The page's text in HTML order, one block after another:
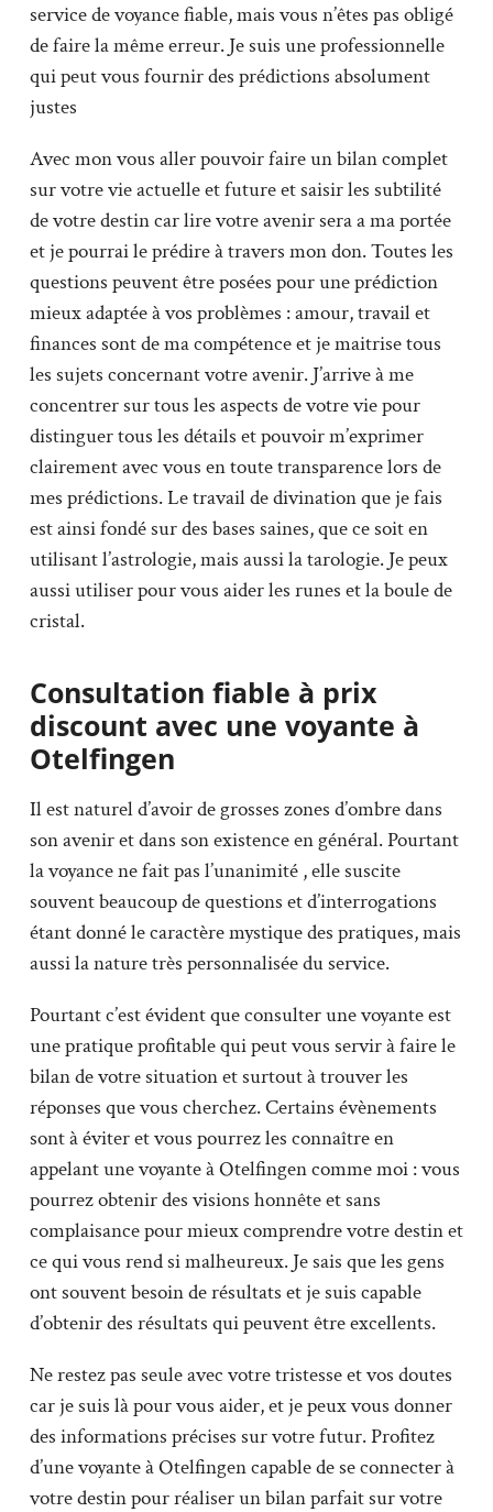
service de voyance fiable, mais vous n’êtes pas obligé
de faire la même erreur. Je suis une professionnelle
qui peut vous fournir des prédictions absolument
justes
Avec mon vous aller pouvoir faire un bilan complet
sur votre vie actuelle et future et saisir les subtilité
de votre destin car lire votre avenir sera a ma portée
et je pourrai le prédire à travers mon don. Toutes les
questions peuvent être posées pour une prédiction
mieux adaptée à vos problèmes : amour, travail et
finances sont de ma compétence et je maitrise tous
les sujets concernant votre avenir. J’arrive à me
concentrer sur tous les aspects de votre vie pour
distinguer tous les détails et pouvoir m’exprimer
clairement avec vous en toute transparence lors de
mes prédictions. Le travail de divination que je fais
est ainsi fondé sur des bases saines, que ce soit en
utilisant l’astrologie, mais aussi la tarologie. Je peux
aussi utiliser pour vous aider les runes et la boule de
cristal.
Consultation fiable à prix
discount avec une voyante à
Otelfingen
Il est naturel d’avoir de grosses zones d’ombre dans
son avenir et dans son existence en général. Pourtant
la voyance ne fait pas l’unanimité , elle suscite
souvent beaucoup de questions et d’interrogations
étant donné le caractère mystique des pratiques, mais
aussi la nature très personnalisée du service.
Pourtant c’est évident que consulter une voyante est
une pratique profitable qui peut vous servir à faire le
bilan de votre situation et surtout à trouver les
réponses que vous cherchez. Certains évènements
sont à éviter et vous pourrez les connaître en
appelant une voyante à Otelfingen comme moi : vous
pourrez obtenir des visions honnête et sans
complaisance pour mieux comprendre votre destin et
ce qui vous rend si malheureux. Je sais que les gens
ont souvent besoin de résultats et je suis capable
d’obtenir des résultats qui peuvent être excellents.
Ne restez pas seule avec votre tristesse et vos doutes
car je suis là pour vous aider, et je peux vous donner
des informations précises sur votre futur. Profitez
d’une voyante à Otelfingen capable de se connecter à
votre destin pour réaliser un bilan parfait sur votre